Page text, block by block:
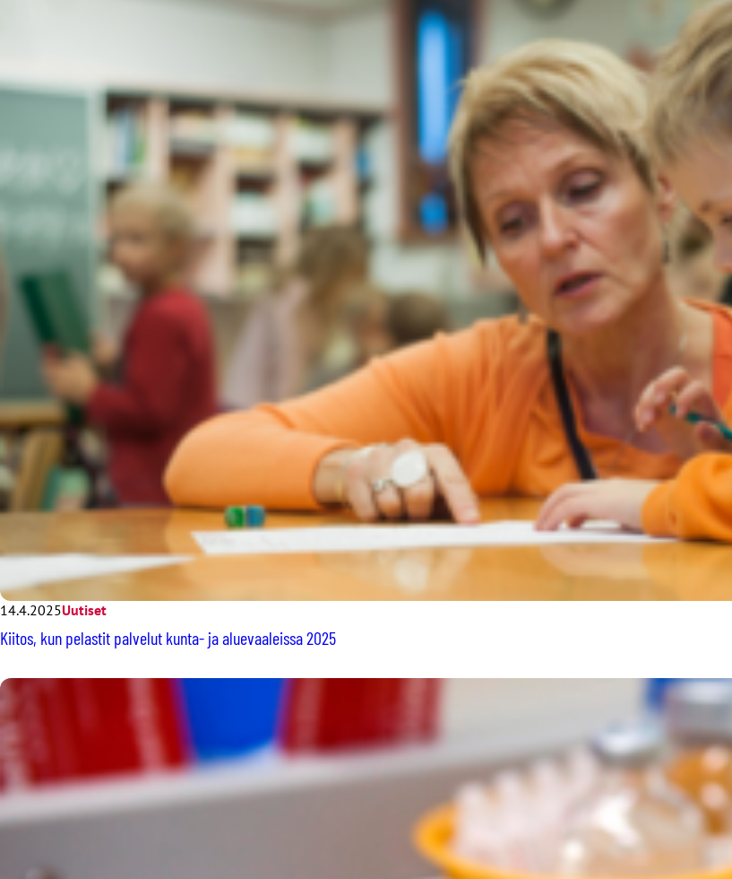
14.4.2025Uutiset
Kiitos, kun pelastit palvelut kunta- ja aluevaaleissa 2025